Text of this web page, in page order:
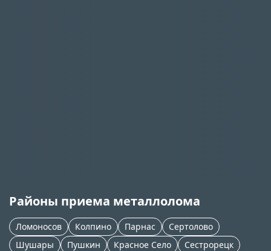
Районы приема металлолома
Ломоносов Колпино Парнас
Сертолово
Шушары
Пушкин Красное Село
Сестрорецк